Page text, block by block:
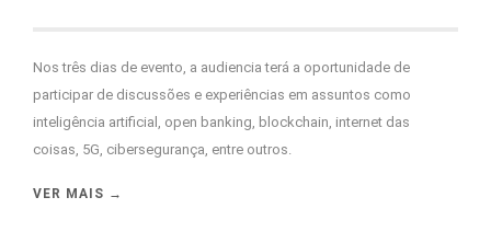
Nos três dias de evento, a audiencia terá a oportunidade de
participar de discussões e experiências em assuntos como
inteligência artificial, open banking, blockchain, internet das
coisas, 5G, cibersegurança, entre outros.
VER MAIS →